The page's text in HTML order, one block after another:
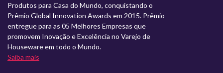
Produtos para Casa do Mundo, conquistando o
Prêmio Global Innovation Awards em 2015. Prêmio
entregue para as 05 Melhores Empresas que
promovem Inovação e Excelência no Varejo de
Houseware em todo o Mundo.
Saiba mais